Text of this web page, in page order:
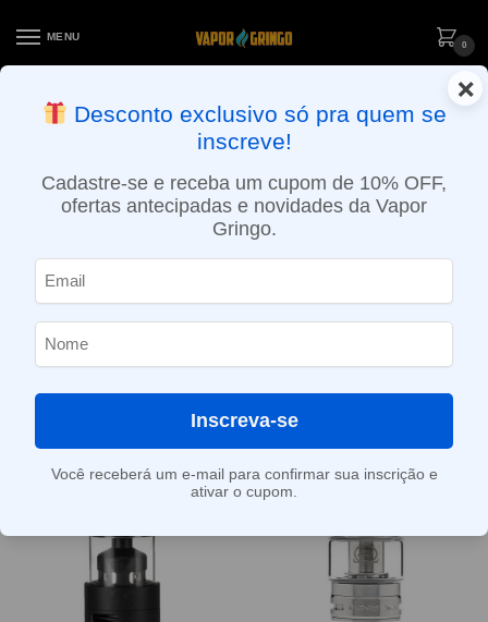
MENU
0
ENTREGA NO MESMO DIA EM SÃO PAULO (SEG A SEX): PEDIDOS
APROVADOS ATÉ 15:30 VIA MOTOBOY
Azul
Exibindo 1–12 de 34 resultados
1 2 3
-19%
×
Desconto exclusivo só pra quem se
inscreve!
Cadastre-se e receba um cupom de 10% OFF,
ofertas antecipadas e novidades da Vapor
Gringo.
Inscreva-se
Você receberá um e-mail para confirmar sua inscrição e
ativar o cupom.